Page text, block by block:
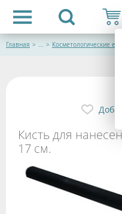
Главная > ... > Косметологические
Кисть для
17 см.